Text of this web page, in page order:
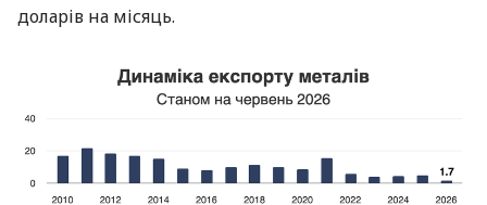
доларів на місяць.